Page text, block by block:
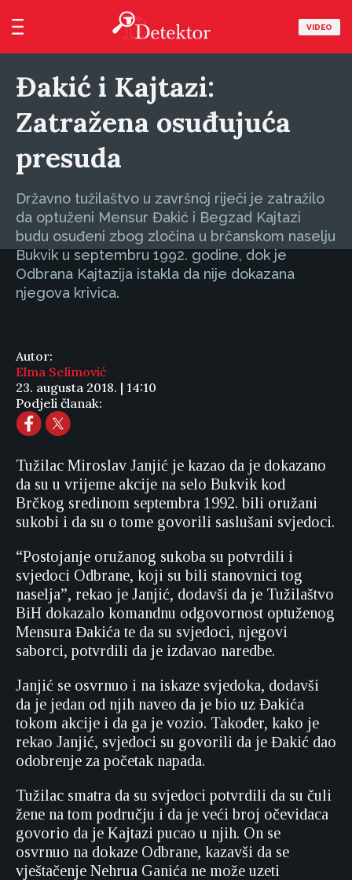
VIDEO
Đakić i Kajtazi:
Zatražena osuđujuća
presuda
Državno tužilaštvo u završnoj riječi je zatražilo
da optuženi Mensur Đakić i Begzad Kajtazi
budu osuđeni zbog zločina u brčanskom naselju
Bukvik u septembru 1992. godine, dok je
Odbrana Kajtazija istakla da nije dokazana
njegova krivica.
Autor:
Elma Selimović
23. augusta 2018. | 14:10
Podjeli članak:
Tužilac Miroslav Janjić je kazao da je dokazano
da su u vrijeme akcije na selo Bukvik kod
Brčkog sredinom septembra 1992. bili oružani
sukobi i da su o tome govorili saslušani svjedoci.
“Postojanje oružanog sukoba su potvrdili i
svjedoci Odbrane, koji su bili stanovnici tog
naselja”, rekao je Janjić, dodavši da je Tužilaštvo
BiH dokazalo komandnu odgovornost optuženog
Mensura Đakića te da su svjedoci, njegovi
saborci, potvrdili da je izdavao naredbe.
Janjić se osvrnuo i na iskaze svjedoka, dodavši
da je jedan od njih naveo da je bio uz Đakića
tokom akcije i da ga je vozio. Također, kako je
rekao Janjić, svjedoci su govorili da je Đakić dao
odobrenje za početak napada.
Tužilac smatra da su svjedoci potvrdili da su čuli
žene na tom području i da je veći broj očevidaca
govorio da je Kajtazi pucao u njih. On se
osvrnuo na dokaze Odbrane, kazavši da se
vještačenje Nehrua Ganića ne može uzeti